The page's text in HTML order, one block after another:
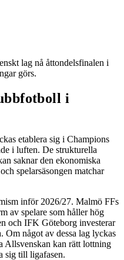
lag nå åttondelsfinalen i
görs.
i
etablera sig i Champions
i luften. De strukturella
saknar den ekonomiska
spelarsäsongen matchar
inför 2026/27. Malmö FFs
av spelare som håller hög
och IFK Göteborg investerar
Om något av dessa lag lyckas
Allsvenskan kan rätt lottning
sig till ligafasen.